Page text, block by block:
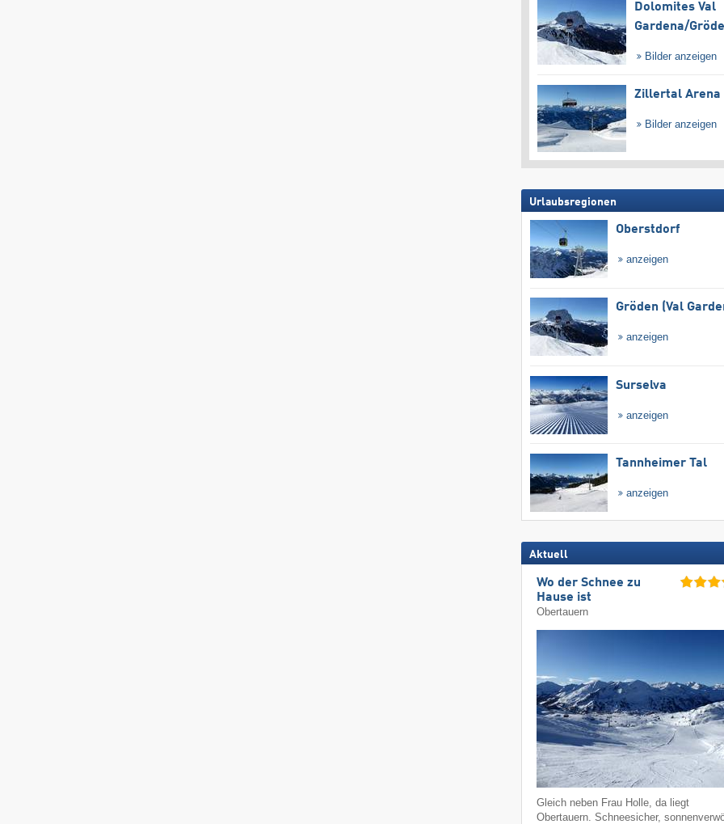
Dolomites Val
Gardena/​
Bilder anzeigen
Zillertal Arena
Bilder anzeigen
Urlaubsregionen
Oberstdorf
anzeigen
Gröden (Val
anzeigen
Surselva
anzeigen
Tannheimer Tal
anzeigen
Aktuell
Wo der Schnee zu
Hause ist
Obertauern
Gleich neben Frau Holle, da liegt
Obertauern. Schneesicher,